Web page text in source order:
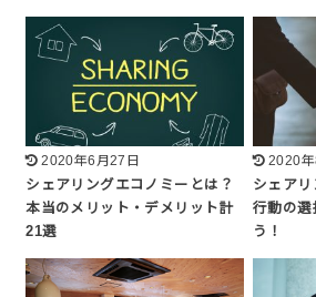
2020年6月27日
シェアリングエコノミーとは？
本当のメリット・デメリット計
21選
2020
シェア
行動の選
う！